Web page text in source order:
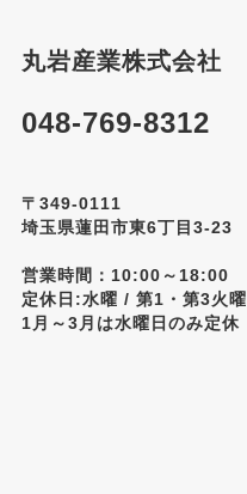
丸岩産業株式会社
048-769-8312
〒349-0111
埼玉県蓮田市東6丁目3-23
営業時間：10:00～18:00
定休日:水曜 / 第1・第3火曜
1月～3月は水曜日のみ定休